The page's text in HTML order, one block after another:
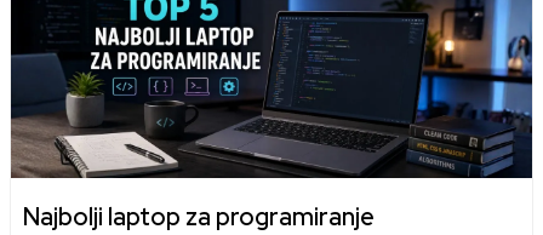
Najbolji laptop za programiranje